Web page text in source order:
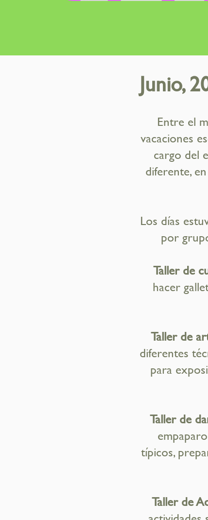
Junio,
Entre el
vacaciones
cargo del
diferente,
Los días
por
Taller de
hacer
Taller de
diferentes
para
Taller de
típicos,
Taller de